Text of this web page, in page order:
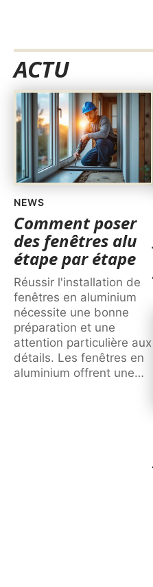
ACTU
NEWS
Comment poser
des fenêtres alu
étape par étape
Réussir l'installation de
fenêtres en aluminium
nécessite une bonne
préparation et une
attention particulière aux
détails. Les fenêtres en
aluminium offrent une…